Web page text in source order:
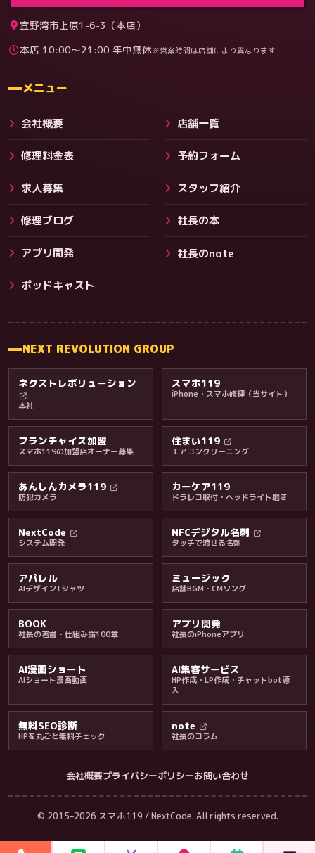
その他サービス
料金・保証・ご案内
料金
宜野湾市上原1-6-3（本店）
本店 10:00〜21:00 年中無休※営業時間は店舗により異なります
メニュー
会社概要 店舗一覧
修理料金表 予約フォーム
求人募集 スタッフ紹介
修理ブログ 社長の本
アプリ開発 社長のnote
ポッドキャスト
NEXT REVOLUTION GROUP
ネクストレボリューション
本社
スマホ119
iPhone・スマホ修理（当サイト）
フランチャイズ加盟
スマホ119の加盟店オーナー募集
住まい119
エアコンクリーニング
あんしんカメラ119
防犯カメラ
カーケア119
ドラレコ取付・ヘッドライト磨き
NextCode
システム開発
NFCデジタル名刺
タッチで渡せる名刺
アパレル
AIデザインTシャツ
ミュージック
店舗BGM・CMソング
BOOK
社長の著書・仕組み論100章
アプリ開発
社長のiPhoneアプリ
AI漫画ショート
AIショート漫画動画
AI集客サービス
HP作成・LP作成・チャットbot導
入
無料SEO診断
HPを丸ごと無料チェック
note
社長のコラム
会社概要プライバシーポリシーお問い合わせ
© 2015–2026 スマホ119 / NextCode. All rights reserved.